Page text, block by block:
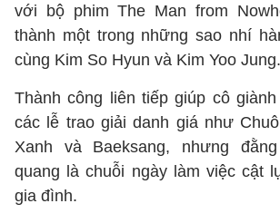
với bộ phim The Man from
thành một trong những sao nhí
cùng Kim So Hyun và Kim Yoo Jung.
Thành công liên tiếp giúp cô
các lễ trao giải danh giá như
Xanh và Baeksang, nhưng
quang là chuỗi ngày làm việc cật
gia đình.